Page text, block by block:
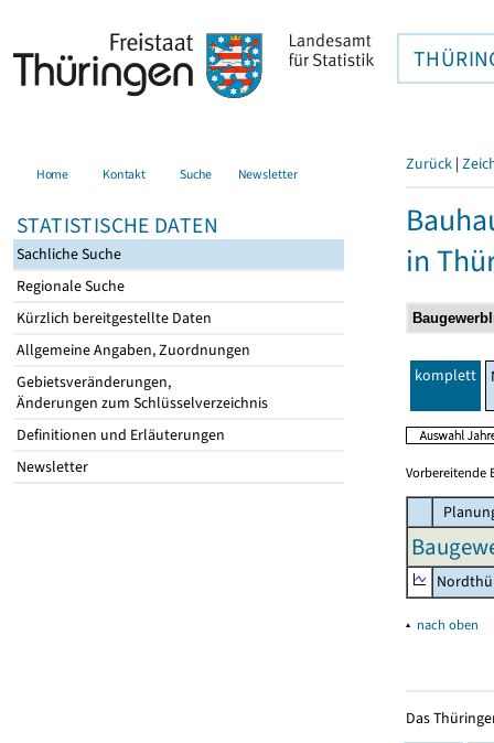
Home Kontakt Suche Newsletter
STATISTISCHE DATEN
Sachliche Suche
Regionale Suche
Kürzlich bereitgestellte Daten
Allgemeine Angaben, Zuordnungen
Gebietsveränderungen,
Änderungen zum Schlüsselverzeichnis
Definitionen und Erläuterungen
Newsletter
Zurück |
in
komplett
Vorbereitende
▴ nach oben
Das